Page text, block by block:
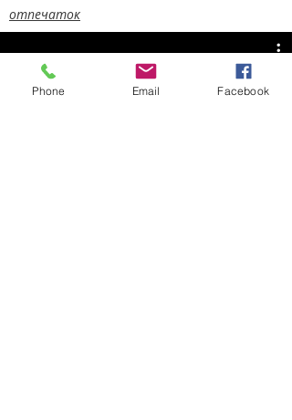
отпечаток
Phone Email Facebook